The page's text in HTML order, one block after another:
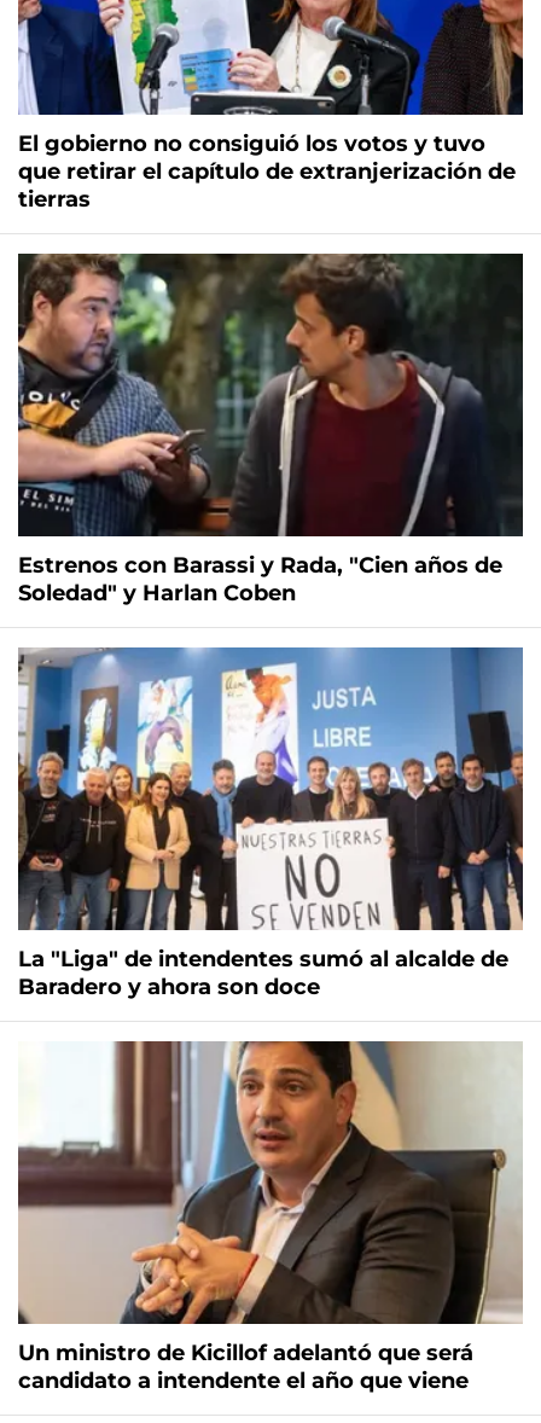
El gobierno no consiguió los votos y tuvo
que retirar el capítulo de extranjerización de
tierras
Estrenos con Barassi y Rada, "Cien años de
Soledad" y Harlan Coben
La "Liga" de intendentes sumó al alcalde de
Baradero y ahora son doce
Un ministro de Kicillof adelantó que será
candidato a intendente el año que viene